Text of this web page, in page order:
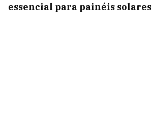
essencial para painéis solares